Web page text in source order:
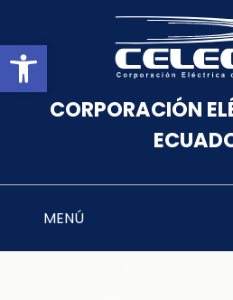
Abrir barra de
CORPORACIÓN
MENÚ